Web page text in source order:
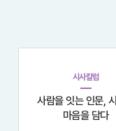
시사칼럼
사람을 잇는 인문,
마음을 담다